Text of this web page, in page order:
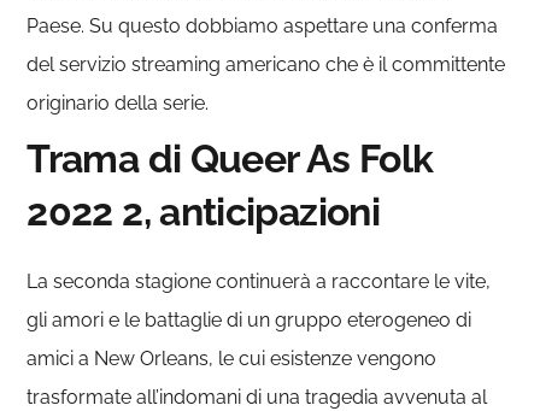
Paese. Su questo dobbiamo aspettare una conferma
del servizio streaming americano che è il committente
originario della serie.
Trama di Queer As Folk
2022 2, anticipazioni
La seconda stagione continuerà a raccontare le vite,
gli amori e le battaglie di un gruppo eterogeneo di
amici a New Orleans, le cui esistenze vengono
trasformate all’indomani di una tragedia avvenuta al